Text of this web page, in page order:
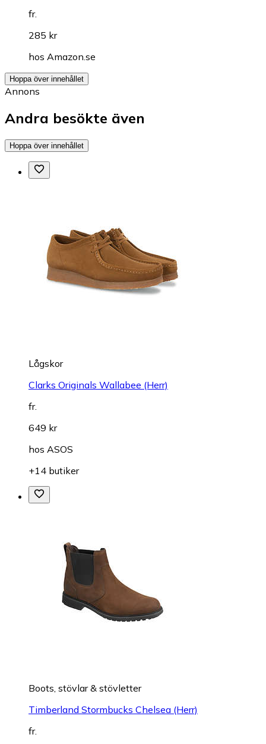
fr.
285 kr
hos Amazon.se
Hoppa över innehållet
Annons
Andra besökte även
Hoppa över innehållet
Lågskor
Clarks Originals Wallabee (Herr)
fr.
649 kr
hos ASOS
+14 butiker
Boots, stövlar & stövletter
Timberland Stormbucks Chelsea (Herr)
fr.